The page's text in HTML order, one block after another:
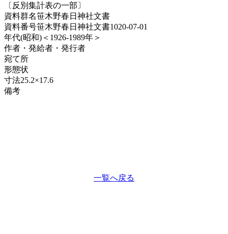
〔反別集計表の一部〕
資料群名笹木野春日神社文書
資料番号笹木野春日神社文書1020-07-01
年代(昭和)＜1926-1989年＞
作者・発給者・発行者
宛て所
形態状
寸法25.2×17.6
備考
一覧へ戻る